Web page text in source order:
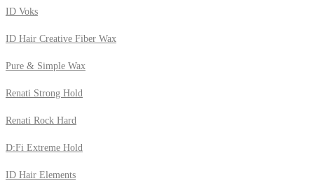
ID Voks
ID Hair Creative Fiber Wax
Pure & Simple Wax
Renati Strong Hold
Renati Rock Hard
D:Fi Extreme Hold
ID Hair Elements